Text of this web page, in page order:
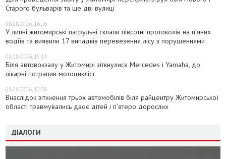
Старого бульварів та ще дві вулиці
08.08.2026, 16:26
У липні житомирські патрульні склали півсотні протоколів на пʼяних
водіїв та виявили 17 випадків перевезення лісу з порушеннями
08.08.2026, 15:13
Біля автовокзалу у Житомирі зіткнулися Mercedes і Yamaha, до
лікарні потрапив мотоцикліст
08.08.2026, 12:38
Внаслідок зіткнення трьох автомобілів біля райцентру Житомирської
області травмувались двоє дітей і пʼятеро дорослих
ДІАЛОГИ